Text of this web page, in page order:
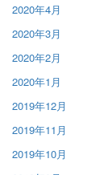
2020年4月
2020年3月
2020年2月
2020年1月
2019年12月
2019年11月
2019年10月